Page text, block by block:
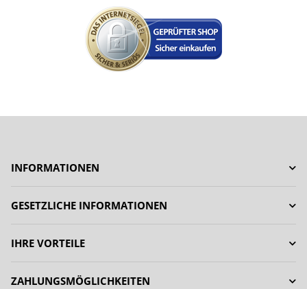
INFORMATIONEN
GESETZLICHE INFORMATIONEN
IHRE VORTEILE
ZAHLUNGSMÖGLICHKEITEN